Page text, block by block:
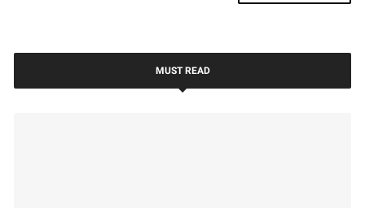
MUST READ